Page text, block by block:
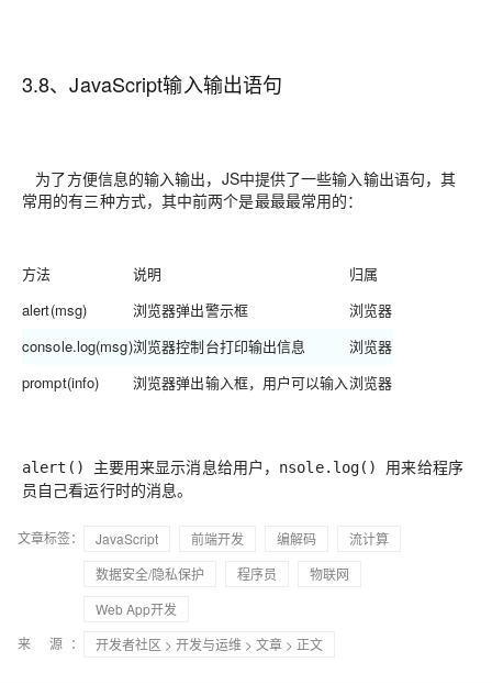
3.8、JavaScript输入输出语句
为了方便信息的输入输出，JS中提供了一些输入输出语句，其
常用的有三种方式，其中前两个是最最最常用的：
方法 说明
归属
alert(msg)
浏览器弹出警示框
浏览器
console.log(msg)浏览器控制台打印输出信息
浏览器
prompt(info)
浏览器弹出输入框，用户可以输入浏览器
alert() 主要用来显示消息给用户， nsole.log() 用来给程序
员自己看运行时的消息。
文章标签： JavaScript 前端开发 编解码
流计算
数据安全/隐私保护
程序员
物联网
Web App开发
来 源：
开发者社区 > 开发与运维 > 文章 > 正文